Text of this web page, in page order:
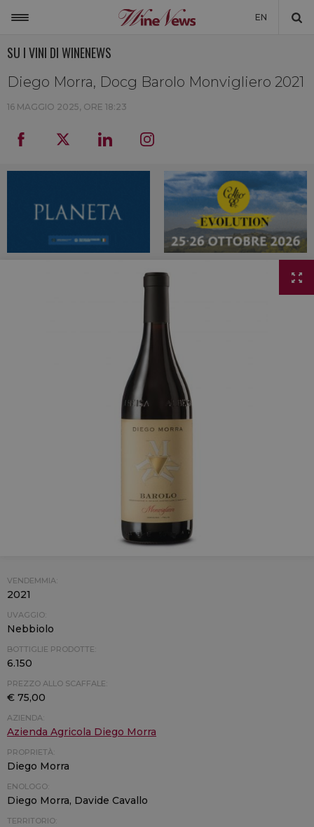
EN
MONDO
NON SOLO VINO
NEWSLETTER
DICONO DI NOI
SU I VINI DI WINENEWS
Diego Morra, Docg Barolo Monvigliero 2021
16 MAGGIO 2025, ORE 18:23
VENDEMMIA:
2021
UVAGGIO:
Nebbiolo
BOTTIGLIE PRODOTTE:
6.150
PREZZO ALLO SCAFFALE:
€ 75,00
AZIENDA:
Azienda Agricola Diego Morra
PROPRIETÀ:
Diego Morra
ENOLOGO:
Diego Morra, Davide Cavallo
TERRITORIO: